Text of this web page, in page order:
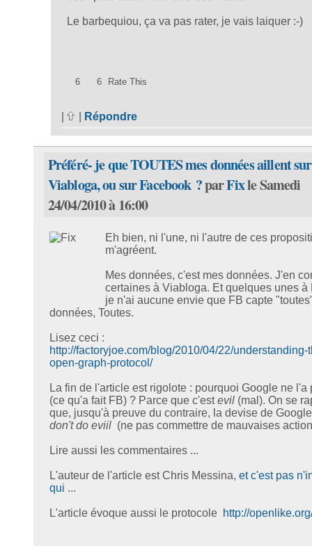
Le barbequiou, ça va pas rater, je vais laiquer :-)
6 6 Rate This
| Répondre
Préféré- je que TOUTES mes données aillent sur
Viabloga, ou sur Facebook ?parFixle Samedi
24/04/2010 à 16:00
Eh bien, ni l'une, ni l'autre de ces
m'agréent.
Mes données, c'est mes données. J'en
certaines à Viabloga. Et quelques unes à
je n'ai aucune envie que FB capte
données, Toutes.
Lisez ceci :
http://factoryjoe.com/blog/2010/04/22/understanding-
open-graph-protocol/
La fin de l'article est rigolote : pourquoi Google ne l'a
(ce qu'a fait FB) ? Parce que c'estevil (mal). On se
que, jusqu'à preuve du contraire, la devise de
don't do eviil (ne pas commettre de mauvaises
Lire aussi les commentaires ...
L'auteur de l'article est Chris Messina, et c'est pas
qui ...
L'article évoque aussi le protocole http://